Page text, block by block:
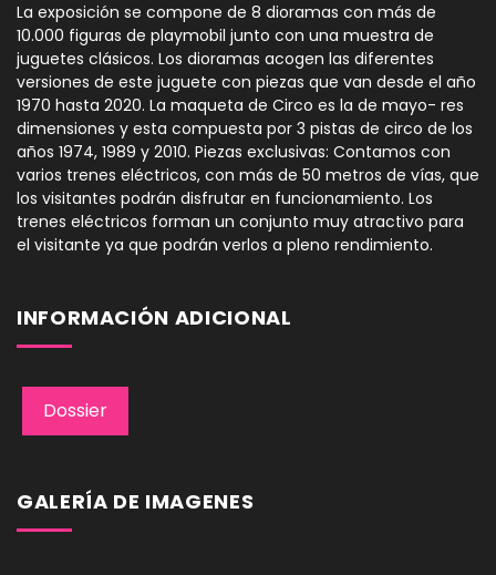
La exposición se compone de 8 dioramas con más de
10.000 figuras de playmobil junto con una muestra de
juguetes clásicos. Los dioramas acogen las diferentes
versiones de este juguete con piezas que van desde el año
1970 hasta 2020. La maqueta de Circo es la de mayo- res
dimensiones y esta compuesta por 3 pistas de circo de los
años 1974, 1989 y 2010. Piezas exclusivas: Contamos con
varios trenes eléctricos, con más de 50 metros de vías, que
los visitantes podrán disfrutar en funcionamiento. Los
trenes eléctricos forman un conjunto muy atractivo para
el visitante ya que podrán verlos a pleno rendimiento.
INFORMACIÓN ADICIONAL
Dossier
GALERÍA DE IMAGENES